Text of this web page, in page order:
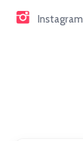
Instagram